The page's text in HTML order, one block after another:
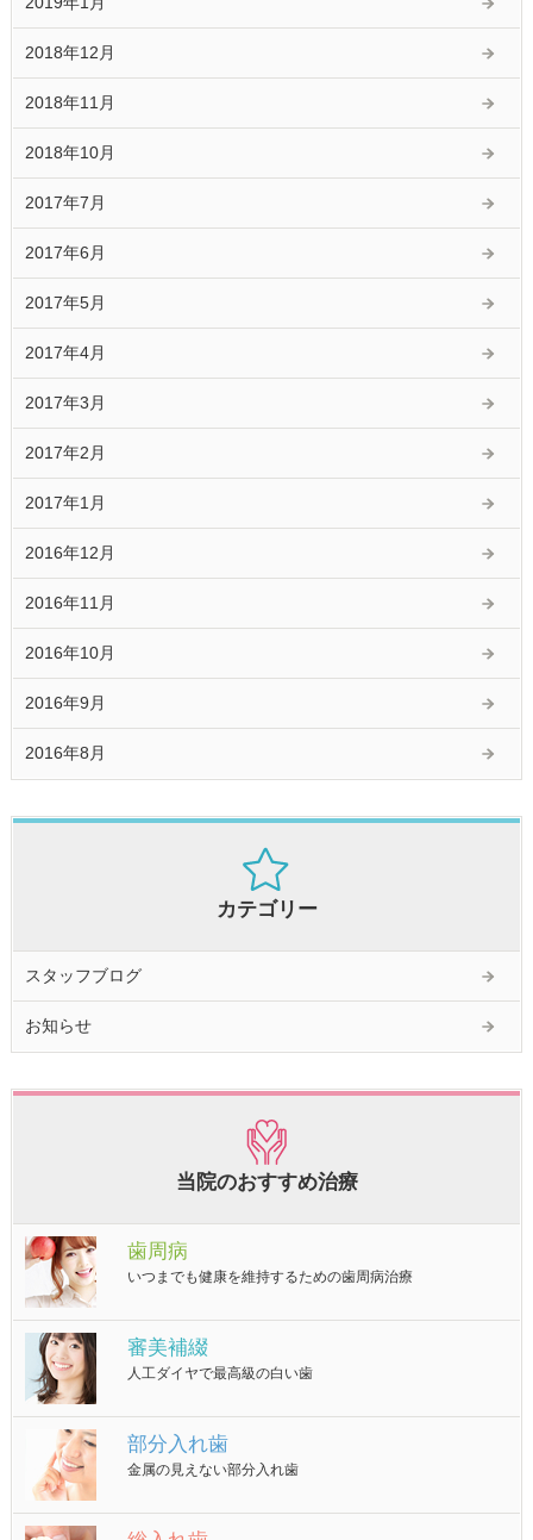
2018年12月
2018年11月
2018年10月
2017年7月
2017年6月
2017年5月
2017年4月
2017年3月
2017年2月
2017年1月
2016年12月
2016年11月
2016年10月
2016年9月
2016年8月
カテゴリー
スタッフブログ
お知らせ
当院のおすすめ治療
歯周病
いつまでも健康を維持するための歯周病治療
審美補綴
人工ダイヤで最高級の白い歯
部分入れ歯
金属の見えない部分入れ歯